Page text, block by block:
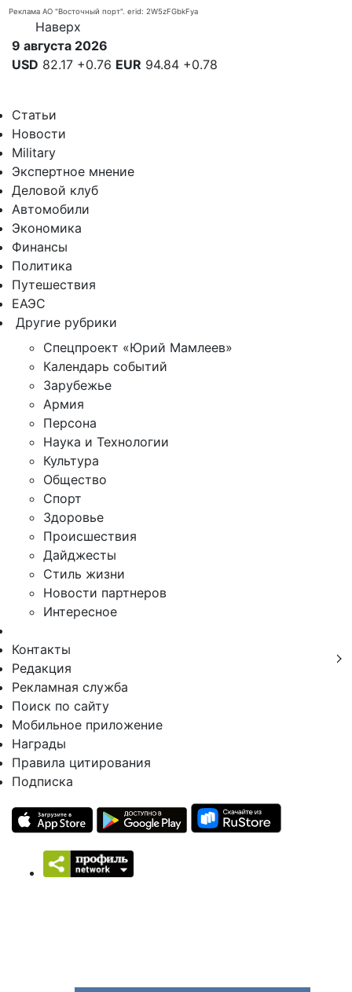
Реклама АО "Восточный порт". erid: 2W5zFGbkFya
Наверх
9 августа 2026
USD 82.17 +0.76 EUR 94.84 +0.78
Статьи
Новости
Military
Экспертное мнение
Деловой клуб
Автомобили
Экономика
Финансы
Политика
Путешествия
ЕАЭС
Другие рубрики
Спецпроект «Юрий Мамлеев»
Календарь событий
Зарубежье
Армия
Персона
Наука и Технологии
Культура
Общество
Спорт
Здоровье
Происшествия
Дайджесты
Стиль жизни
Новости партнеров
Интересное
Контакты
Редакция
Рекламная служба
Поиск по сайту
Мобильное приложение
Награды
Правила цитирования
Подписка